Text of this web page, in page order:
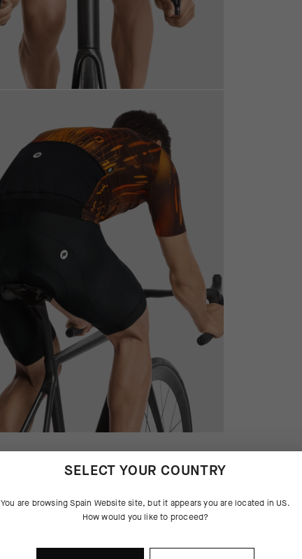
SELECT YOUR COUNTRY
You are browsingSpain Websitesite, but it appears you are located in US.
How would you like to proceed?